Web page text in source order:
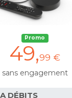
Promo
49,99 €
sans engagement
DÉBITS